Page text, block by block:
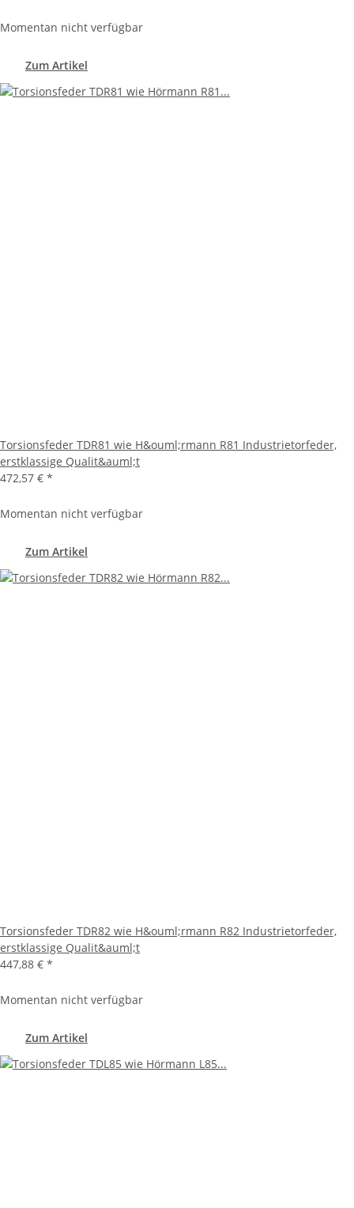
Momentan nicht verfügbar
Zum Artikel
Torsionsfeder TDR81 wie H&ouml;rmann R81 Industrietorfeder,
erstklassige Qualit&auml;t
472,57 € *
Momentan nicht verfügbar
Zum Artikel
Torsionsfeder TDR82 wie H&ouml;rmann R82 Industrietorfeder,
erstklassige Qualit&auml;t
447,88 € *
Momentan nicht verfügbar
Zum Artikel